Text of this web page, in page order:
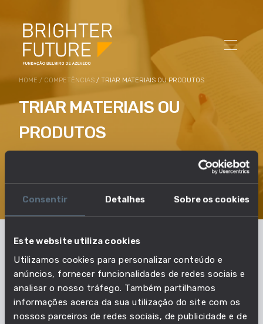
Consentir Detalhes Sobre os cookies
Este website utiliza cookies
Utilizamos cookies para personalizar conteúdo e
anúncios, fornecer funcionalidades de redes sociais e
analisar o nosso tráfego. Também partilhamos
informações acerca da sua utilização do site com os
nossos parceiros de redes sociais, de publicidade e de
HOME / COMPETÊNCIAS / TRIAR MATERIAIS OU PRODUTOS
TRIAR MATERIAIS OU
PRODUTOS
Organizar os materiais em categorias ou grupos
pré-determinados, de acordo com padrões de
Em que profissões esta
competência é essencial?
Acompanha as necessidades do mercado de